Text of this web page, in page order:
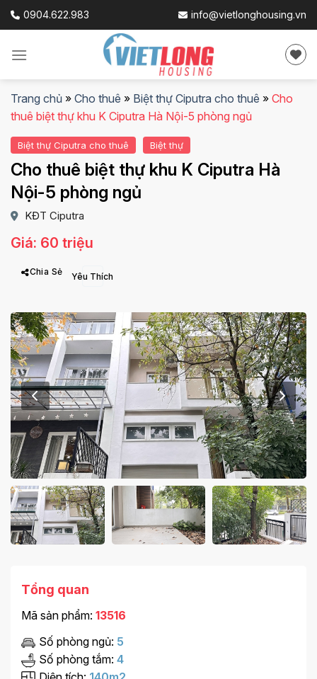
Skip
0904.622.983 info@vietlonghousing.vn
Trang chủ » Cho thuê » Biệt thự Ciputra cho thuê » Cho
thuê biệt thự khu K Ciputra Hà Nội-5 phòng ngủ
Biệt thự Ciputra cho thuê Biệt thự
Cho thuê biệt thự khu K Ciputra Hà
Nội-5 phòng ngủ
KĐT Ciputra
Giá: 60 triệu
Chia Sẻ
Tổng quan
Mã sản phẩm: 13516
Số phòng ngủ: 5
Số phòng tắm: 4